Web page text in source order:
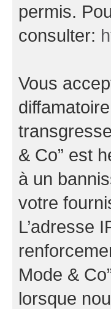
permis.
consulter:
Vous
& Co” est
à un
votre
L’adresse
Mode &
lorsque